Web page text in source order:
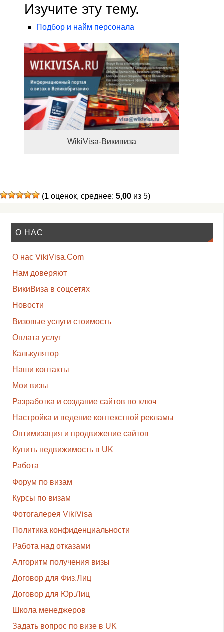
Изучите эту тему.
Подбор и найм персонала
WikiVisa-Викивиза
(1 оценок, среднее: 5,00 из 5)
О НАС
О нас VikiVisa.Com
Нам доверяют
ВикиВиза в соцсетях
Новости
Визовые услуги стоимость
Оплата услуг
Калькулятор
Наши контакты
Мои визы
Разработка и создание сайтов по ключ
Настройка и ведение контекстной рекламы
Оптимизация и продвижение сайтов
Купить недвижимость в UK
Работа
Форум по визам
Курсы по визам
Фотогалерея VikiVisa
Политика конфиденциальности
Работа над отказами
Алгоритм получения визы
Договор для Физ.Лиц
Договор для Юр.Лиц
Школа менеджеров
Задать вопрос по визе в UK